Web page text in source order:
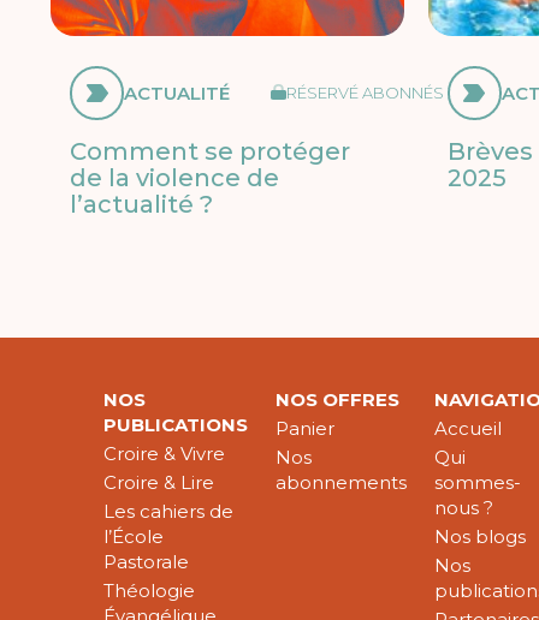
ACTUALITÉ RÉSERVÉ ABONNÉS
Comment se protéger
de la violence de
l’actualité ?
2025
NOS
PUBLICATIONS
Croire & Vivre
Croire & Lire
Les cahiers de
l’École
Pastorale
Théologie
NOS OFFRES
Panier
Nos
abonnements
Accueil
Qui
sommes-
nous ?
Nos blogs
Nos